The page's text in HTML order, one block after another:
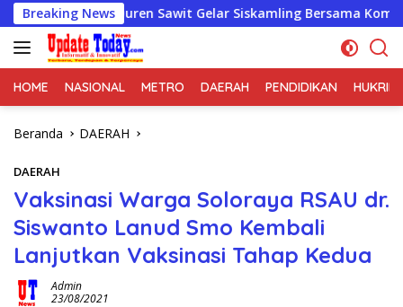
Langsung
ke
konten
Breaking News
Duren Sawit Gelar Siskamling Bersama Komduk
HOME NASIONAL METRO DAERAH PENDIDIKAN HUKRIM
Beranda DAERAH
DAERAH
Vaksinasi Warga Soloraya RSAU dr.
Siswanto Lanud Smo Kembali
Lanjutkan Vaksinasi Tahap Kedua
Admin
23/08/2021